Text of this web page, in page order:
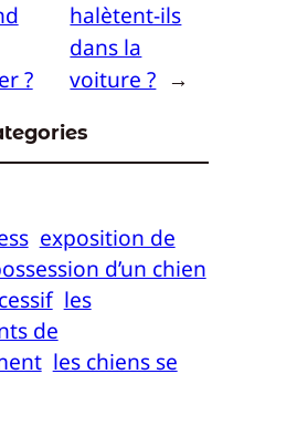
?
halètent-ils
dans la
voiture ? →
exposition de
d’un chien
les
de
les chiens se